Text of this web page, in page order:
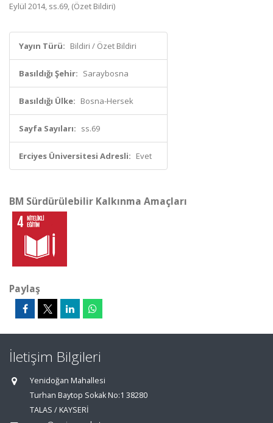
Eylül 2014, ss.69, (Özet Bildiri)
Yayın Türü: Bildiri / Özet Bildiri
Basıldığı Şehir: Saraybosna
Basıldığı Ülke: Bosna-Hersek
Sayfa Sayıları: ss.69
Erciyes Üniversitesi Adresli: Evet
BM Sürdürülebilir Kalkınma Amaçları
Paylaş
İletişim Bilgileri
Yenidoğan Mahallesi
Turhan Baytop Sokak No:1 38280
TALAS / KAYSERİ